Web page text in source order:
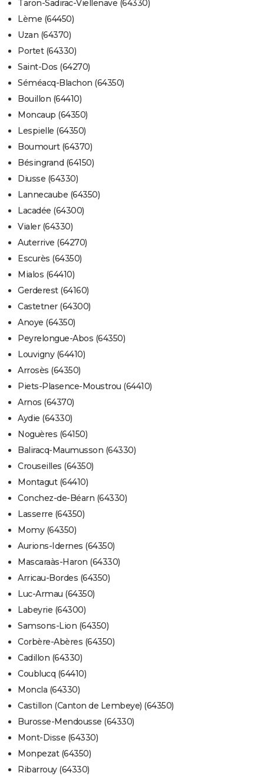
Taron-Sadirac-Viellenave (64330)
Lème (64450)
Uzan (64370)
Portet (64330)
Saint-Dos (64270)
Séméacq-Blachon (64350)
Bouillon (64410)
Moncaup (64350)
Lespielle (64350)
Boumourt (64370)
Bésingrand (64150)
Diusse (64330)
Lannecaube (64350)
Lacadée (64300)
Vialer (64330)
Auterrive (64270)
Escurès (64350)
Mialos (64410)
Gerderest (64160)
Castetner (64300)
Anoye (64350)
Peyrelongue-Abos (64350)
Louvigny (64410)
Arrosès (64350)
Piets-Plasence-Moustrou (64410)
Arnos (64370)
Aydie (64330)
Noguères (64150)
Baliracq-Maumusson (64330)
Crouseilles (64350)
Montagut (64410)
Conchez-de-Béarn (64330)
Lasserre (64350)
Momy (64350)
Aurions-Idernes (64350)
Mascaraàs-Haron (64330)
Arricau-Bordes (64350)
Luc-Armau (64350)
Labeyrie (64300)
Samsons-Lion (64350)
Corbère-Abères (64350)
Cadillon (64330)
Coublucq (64410)
Moncla (64330)
Castillon (Canton de Lembeye) (64350)
Burosse-Mendousse (64330)
Mont-Disse (64330)
Monpezat (64350)
Ribarrouy (64330)